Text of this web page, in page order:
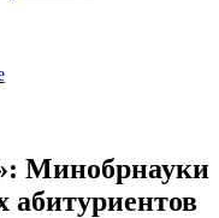
Минобрнауки
абитуриентов